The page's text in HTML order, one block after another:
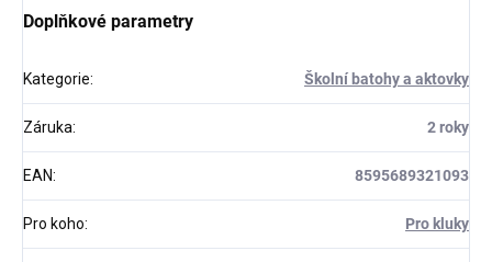
Doplňkové parametry
Kategorie: Školní batohy a aktovky
Záruka: 2 roky
EAN: 8595689321093
Pro koho: Pro kluky